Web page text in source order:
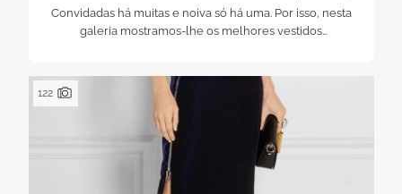
Convidadas há muitas e noiva só há uma. Por isso, nesta
galeria mostramos-lhe os melhores vestidos
122